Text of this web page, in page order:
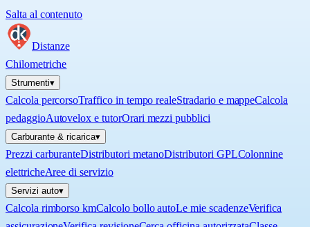
Salta al contenuto
Distanze
Chilometriche
Strumenti▾
Calcola percorsoTraffico in tempo realeStradario e mappeCalcola
pedaggioAutovelox e tutorOrari mezzi pubblici
Carburante & ricarica▾
Prezzi carburanteDistributori metanoDistributori GPLColonnine
elettricheAree di servizio
Servizi auto▾
Calcola rimborso kmCalcolo bollo autoLe mie scadenzeVerifica